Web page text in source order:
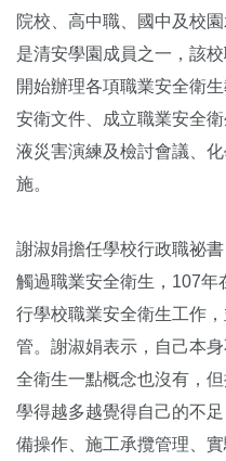
院校、高中職、國中及校
是清安學園成員之一，該
開始辦理各項職業安全衛
安衛文件、成立職業安全
液災害演練及檢討會議、
施。
謝淑娟擔任學校行政職祕
觸過職業安全衛生，107年
行學校職業安全衛生工作
管。謝淑娟表示，自己本
全衛生一點概念也沒有，
學得越多越覺得自己的不
備操作、施工承攬管理、